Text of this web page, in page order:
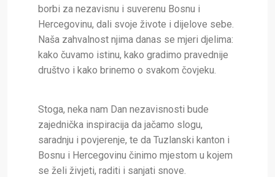
borbi za nezavisnu i suverenu Bosnu i
Hercegovinu, dali svoje živote i dijelove sebe.
Naša zahvalnost njima danas se mjeri djelima:
kako čuvamo istinu, kako gradimo pravednije
društvo i kako brinemo o svakom čovjeku.
Stoga, neka nam Dan nezavisnosti bude
zajednička inspiracija da jačamo slogu,
saradnju i povjerenje, te da Tuzlanski kanton i
Bosnu i Hercegovinu činimo mjestom u kojem
se želi živjeti, raditi i sanjati snove.